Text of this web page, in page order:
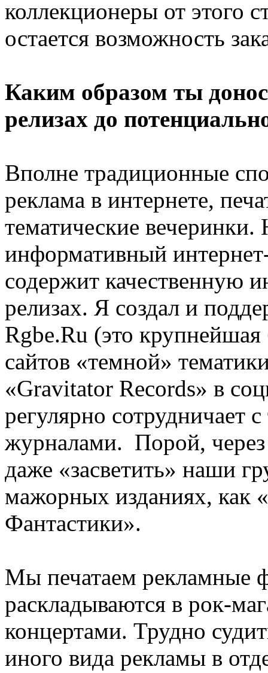
коллекционеры от этого
остается возможность
Каким образом ты
релизах до
Вполне традиционные
реклама в интернете,
тематические
информативный
содержит качественную
релизах. Я создал и
Rgbe.Ru (это крупнейшая
сайтов «темной»
«Gravitator Records» в
регулярно сотрудничает
журналами. Порой, через
даже «засветить» наши
мажорных изданиях, как
Фантастики».
Мы печатаем рекламные
раскладываются в рок-
концертами. Трудно
иного вида рекламы в